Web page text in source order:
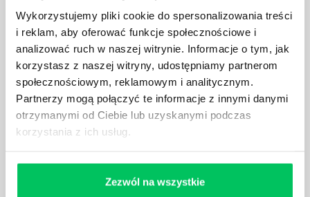
Wykorzystujemy pliki cookie do spersonalizowania treści
i reklam, aby oferować funkcje społecznościowe i
analizować ruch w naszej witrynie. Informacje o tym, jak
korzystasz z naszej witryny, udostępniamy partnerom
społecznościowym, reklamowym i analitycznym.
Partnerzy mogą połączyć te informacje z innymi danymi
otrzymanymi od Ciebie lub uzyskanymi podczas
korzystania z ich usług.
Zezwól na wszystkie
społeczeństwa wprowadzane jest coraz więcej reguł,
które mają za zadanie poprawić poszczególne
dziedziny gospodarki. Dzięki nim wszystkie firmy
będą zobowiązane przestrzegać zasad, których
wprowadzenie dąży do ujednolicenia jakości
produktów, które trafiają do klientów.
CZYM ZAJMUJE SIĘ AUDYTOR WEWNĘTRZNY